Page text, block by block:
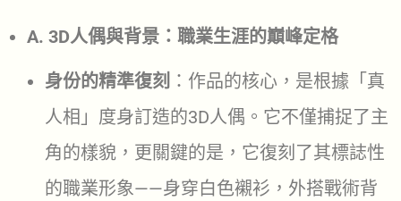
A. 3D人偶與背景：職業生涯的巔峰定格
身份的精準復刻 ：作品的核心，是根據「真
人相」度身訂造的3D人偶。它不僅捕捉了主
角的樣貌，更關鍵的是，它復刻了其標誌性
的職業形象——身穿白色襯衫，外搭戰術背